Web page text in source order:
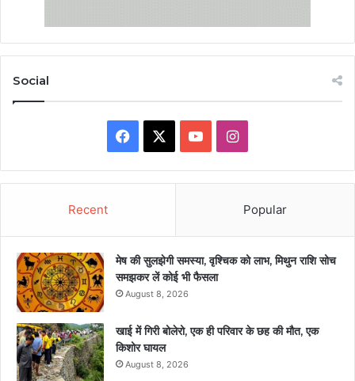
Social
Facebook YouTubeInstagram
Recent Popular
मेष की सुलझेगी समस्या, वृश्चिक को लाभ, मिथुन राशि सोच
समझकर लें कोई भी फैसला
August 8, 2026
खाई में गिरी बोलेरो, एक ही परिवार के छह की मौत, एक
किशोर घायल
August 8, 2026